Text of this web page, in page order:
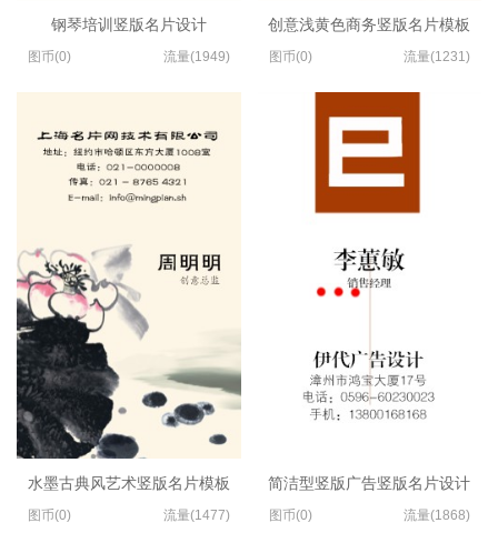
钢琴培训竖版名片设计
图币(0) 流量(1949)
水墨古典风艺术竖版名片模板
图币(0) 流量(1477)
创意浅黄色商务竖版名片模板
图币(0) 流量(1231)
简洁型竖版广告竖版名片设计
图币(0) 流量(1868)